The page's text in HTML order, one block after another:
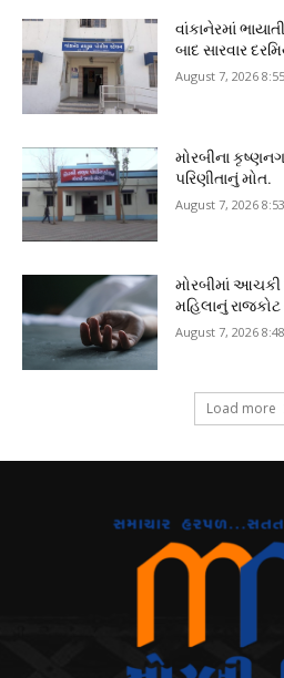
વાંકાનેરમાં
બાદ સારવાર
August 7, 2026
મોરબીના
પરિણીતાનું મોત.
August 7, 2026
મોરબીમાં આચકી
મહિલાનું રાજકોટ
August 7, 2026
Load more